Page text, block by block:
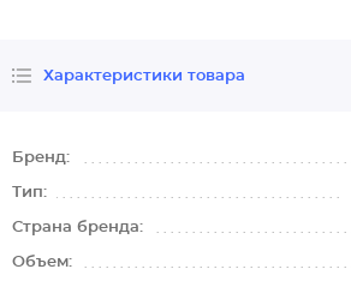
Характеристики товара
Бренд:
Тип:
Страна бренда:
Объем: